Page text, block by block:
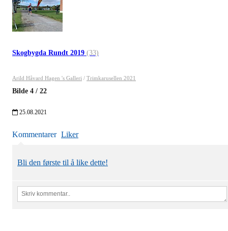
Skogbygda Rundt 2019 (33)
Arild Håvard Hagen 's Galleri / Trimkarusellen 2021
Bilde 4 / 22
25.08.2021
Kommentarer Liker
Bli den første til å like dette!